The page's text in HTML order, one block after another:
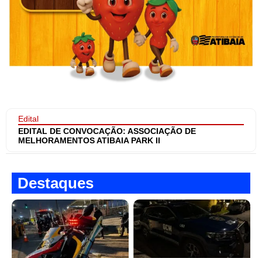
Edital
EDITAL DE CONVOCAÇÃO: ASSOCIAÇÃO DE
MELHORAMENTOS ATIBAIA PARK II
Destaques